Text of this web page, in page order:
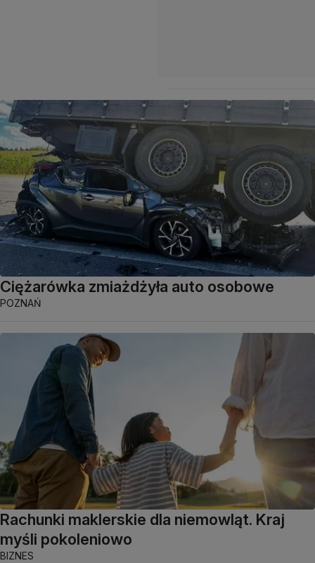
Ciężarówka zmiażdżyła auto osobowe
POZNAŃ
Rachunki maklerskie dla niemowląt. Kraj
myśli pokoleniowo
BIZNES